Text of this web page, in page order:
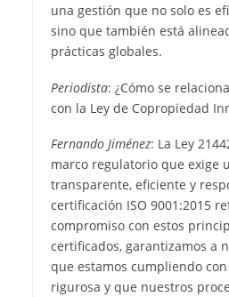
una gestión que no solo es
sino que también está
prácticas globales.
Periodista: ¿Cómo se
con la Ley de Copropiedad
Fernando Jiménez: La Ley
marco regulatorio que exige
transparente, eficiente y
certificación ISO 9001:2015
compromiso con estos
certificados, garantizamos a
que estamos cumpliendo
rigurosa y que nuestros